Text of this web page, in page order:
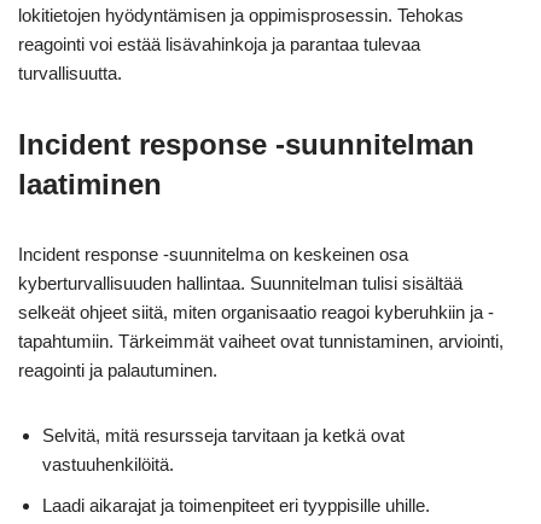
lokitietojen hyödyntämisen ja oppimisprosessin. Tehokas
reagointi voi estää lisävahinkoja ja parantaa tulevaa
turvallisuutta.
Incident response -suunnitelman
laatiminen
Incident response -suunnitelma on keskeinen osa
kyberturvallisuuden hallintaa. Suunnitelman tulisi sisältää
selkeät ohjeet siitä, miten organisaatio reagoi kyberuhkiin ja -
tapahtumiin. Tärkeimmät vaiheet ovat tunnistaminen, arviointi,
reagointi ja palautuminen.
Selvitä, mitä resursseja tarvitaan ja ketkä ovat
vastuuhenkilöitä.
Laadi aikarajat ja toimenpiteet eri tyyppisille uhille.